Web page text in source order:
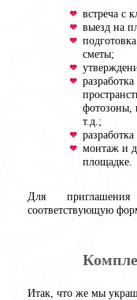
встреча с
выезд на
сметы;
фотозоны,
т.д.;
монтаж и
площадке.
Для
соответствующую
Итак, что же мы